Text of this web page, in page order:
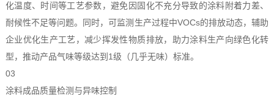
化温度、时间等工艺参数，避免因固化不充分导致的涂料附着力差、
耐候性不足等问题。同时，可监测生产过程中VOCs的排放动态，辅助
企业优化生产工艺，减少挥发性物质排放，助力涂料生产向绿色化转
型，推动产品气味等级达到1级（几乎无味）标准。
03
涂料成品质量检测与异味控制